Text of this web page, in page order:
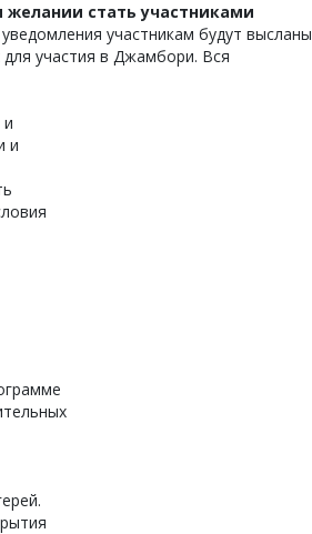
стать участниками
участникам будут высланы
участия в Джамбори. Вся
и